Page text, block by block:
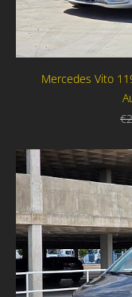
Mercedes Vito